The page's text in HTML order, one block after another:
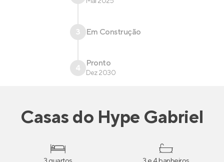
3 Em Construção
4 Pronto
Dez 2030
Casasdo Hype Gabriel